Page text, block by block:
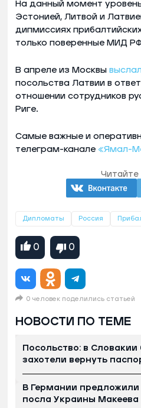
На данный момент
Эстонией, Литвой и
дипмиссиях
только поверенные МИД
В апреле из Москвы
посольства Латвии в
отношении сотрудников
Риге.
Самые важные и
телеграм-канале «Ямал-
Читайте
Дипломаты Россия
0 0
0 человек поделились статьей
НОВОСТИ ПО ТЕМЕ
Посольство: в
захотели вернуть
В Германии
посла Украины Макеева